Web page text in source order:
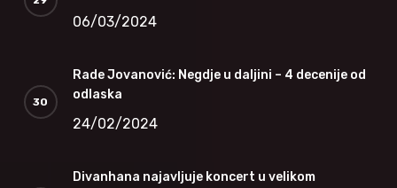
06/03/2024
Rade Jovanović: Negdje u daljini – 4 decenije od
odlaska
24/02/2024
Divanhana najavljuje koncert u velikom